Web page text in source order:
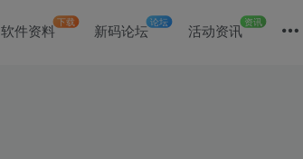
软件资料下载 新码论坛论坛 活动资讯 资讯